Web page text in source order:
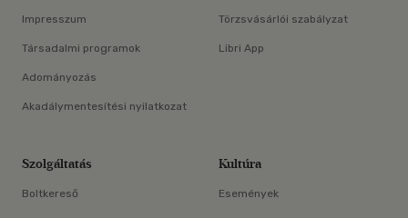
Impresszum
Társadalmi programok
Adományozás
Akadálymentesítési nyilatkozat
Törzsvásárlói szabályzat
Libri App
Szolgáltatás
Boltkereső
Kultúra
Események